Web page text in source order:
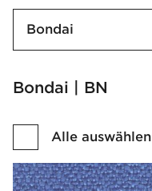
Bondai
Bondai | BN
Alle auswählen